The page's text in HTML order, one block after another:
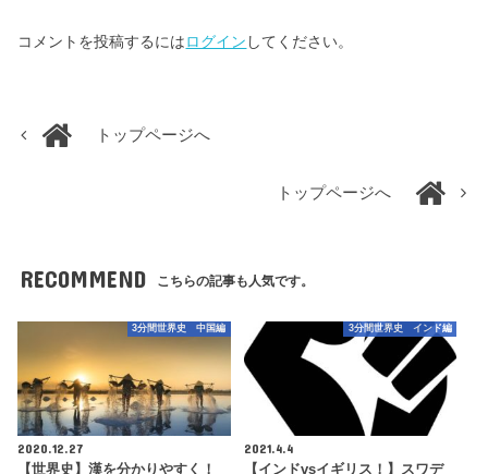
コメントを投稿するにはログイン してください。
トップページへ
トップページへ
RECOMMEND こちらの記事も人気です。
3分間世界史 中国編
2020.12.27
【世界史】漢を分かりやすく！
3分間世界史 インド編
2021.4.4
【インドvsイギリス！】スワデ